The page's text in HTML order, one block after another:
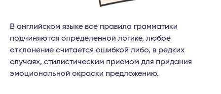
В английском языке все правила грамматики
подчиняются определенной логике, любое
отклонение считается ошибкой либо, в редких
случаях, стилистическим приемом для придания
эмоциональной окраски предложению.